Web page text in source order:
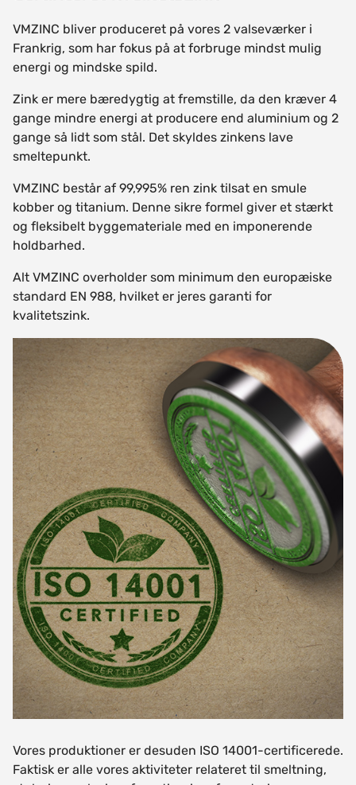
VMZINC bliver produceret på vores 2 valseværker i
Frankrig, som har fokus på at forbruge mindst mulig
energi og mindske spild.
Zink er mere bæredygtig at fremstille, da den kræver 4
gange mindre energi at producere end aluminium og 2
gange så lidt som stål. Det skyldes zinkens lave
smeltepunkt.
VMZINC består af 99,995% ren zink tilsat en smule
kobber og titanium. Denne sikre formel giver et stærkt
og fleksibelt byggemateriale med en imponerende
holdbarhed.
Alt VMZINC overholder som minimum den europæiske
standard EN 988, hvilket er jeres garanti for
kvalitetszink.
Vores produktioner er desuden ISO 14001-certificerede.
Faktisk er alle vores aktiviteter relateret til smeltning,